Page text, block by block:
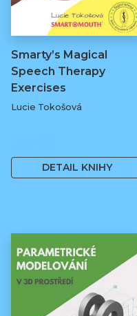
Smarty’s Magical
Speech Therapy
Exercises
Lucie Tokošová
DETAIL KNIHY